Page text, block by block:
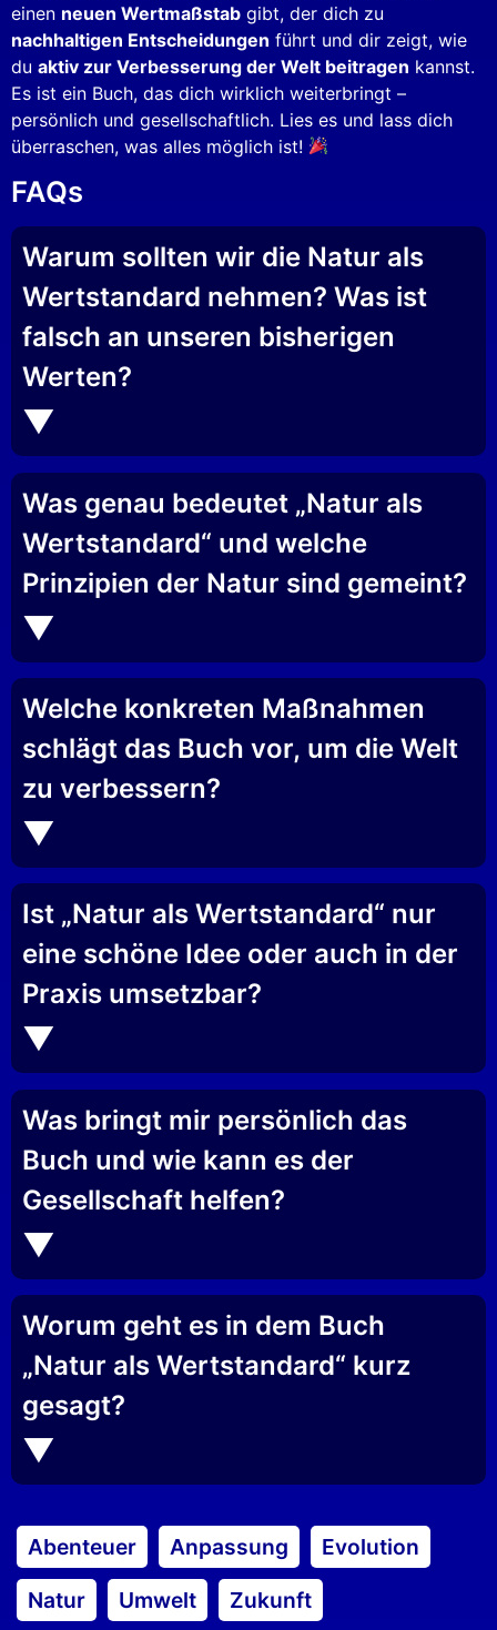
einen neuen Wertmaßstab gibt, der dich zu
nachhaltigen Entscheidungen führt und dir zeigt, wie
du aktiv zur Verbesserung der Welt beitragen kannst.
Es ist ein Buch, das dich wirklich weiterbringt –
persönlich und gesellschaftlich. Lies es und lass dich
überraschen, was alles möglich ist!
FAQs
Warum sollten wir die Natur als
Wertstandard nehmen? Was ist
falsch an unseren bisherigen
Werten?
Was genau bedeutet „Natur als
Wertstandard“ und welche
Prinzipien der Natur sind gemeint?
Welche konkreten Maßnahmen
schlägt das Buch vor, um die Welt
zu verbessern?
Ist „Natur als Wertstandard“ nur
eine schöne Idee oder auch in der
Praxis umsetzbar?
Was bringt mir persönlich das
Buch und wie kann es der
Gesellschaft helfen?
Worum geht es in dem Buch
„Natur als Wertstandard“ kurz
gesagt?
Abenteuer Anpassung
Evolution
Natur
Umwelt Zukunft